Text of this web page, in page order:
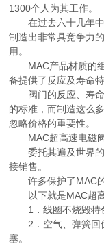
1300个人为其工作。
在过去六十几年中
制造出非常具竞争力
用。
MAC产品材质的组
备提供了反应及寿命
阀门的反应、寿命
的标准，而制造这么
忽略价格的重要性。
MAC超高速电磁阀
委托其遍及世界的
接销售。
许多保护了MAC的
以下就是MAC超高
1．线圈不烧毁特
2．空气、弹簧回
塞。